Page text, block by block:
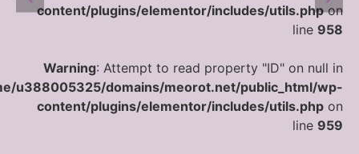
content/plugins/elementor/includes/utils.phpon
line 958
Warning: Attempt to read property "ID" on null in
u388005325/domains/meorot.net/public_html/wp-
content/plugins/elementor/includes/utils.php on
line 959